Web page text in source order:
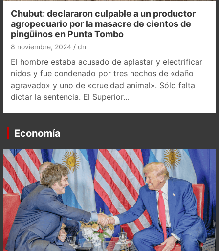
Chubut: declararon culpable a un productor
agropecuario por la masacre de cientos de
pingüinos en Punta Tombo
8 noviembre, 2024 dn
El hombre estaba acusado de aplastar y electrificar
nidos y fue condenado por tres hechos de «daño
agravado» y uno de «crueldad animal». Sólo falta
dictar la sentencia. El Superior…
Economía